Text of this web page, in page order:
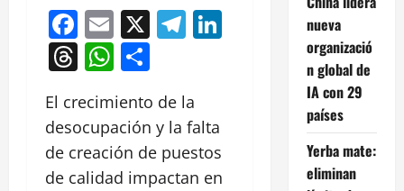
Facebook
Email
X Telegram
LinkedIn
Threads
WhatsApp
El crecimiento de la
desocupación y la falta
de creación de puestos
de calidad impactan en
nueva
organizació
n global de
IA con 29
países
Yerba mate:
eliminan